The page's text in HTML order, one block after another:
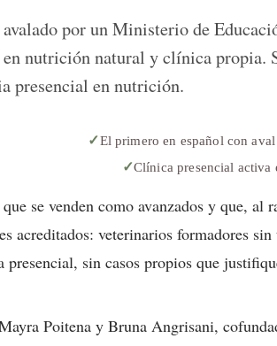
avalado por un Ministerio de
en nutrición natural y clínica propia.
presencial en nutrición.
✓El primero en español con
✓Clínica presencial activa
se venden como avanzados y que,
acreditados: veterinarios formadores
presencial, sin casos propios que